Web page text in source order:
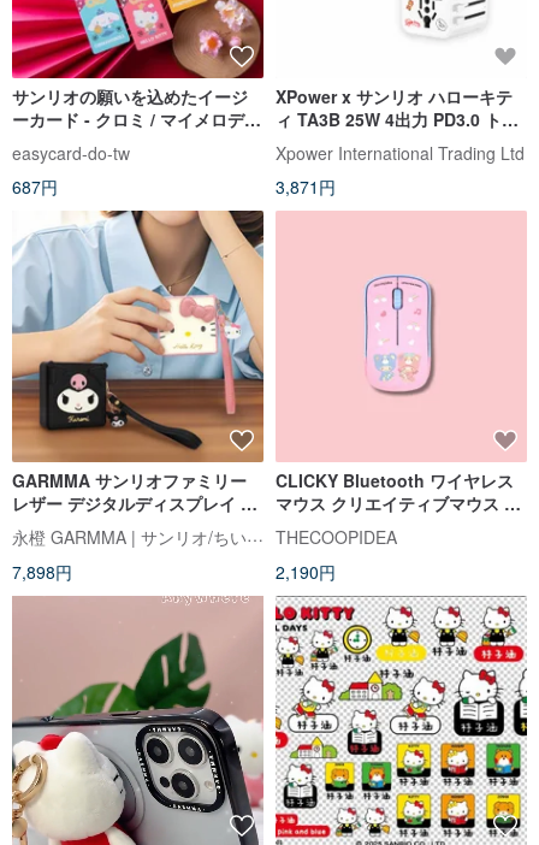
サンリオの願いを込めたイージ
ーカード - クロミ / マイメロディ
/ ポムポムプリン / シナモロール
/ ハローキティ
easycard-do-tw
687円
XPower x サンリオ ハローキテ
ィ TA3B 25W 4出力 PD3.0 トラ
ベルチャージャー
Xpower International Trading Ltd
3,871円
GARMMA サンリオファミリー
レザー デジタルディスプレイ PD
急速充電 パワーバンク 38.5Wh 永橙 GARMMA | サンリオ/ちいかわ/もふさんど/クレヨンしんちゃん 台湾正規ストア
7,898円
CLICKY Bluetooth ワイヤレス
マウス クリエイティブマウス リ
トルツインスターズ ハローキテ
ィ
THECOOPIDEA
2,190円